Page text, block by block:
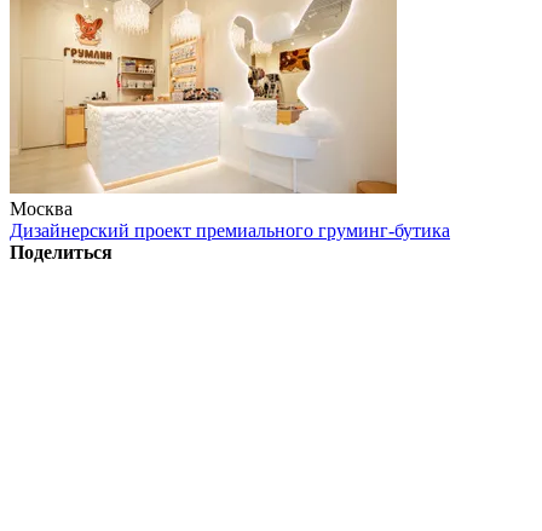
Москва
Дизайнерский проект премиального груминг-бутика
Поделиться